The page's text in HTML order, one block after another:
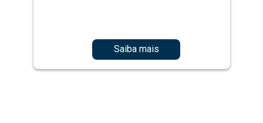
Saiba mais